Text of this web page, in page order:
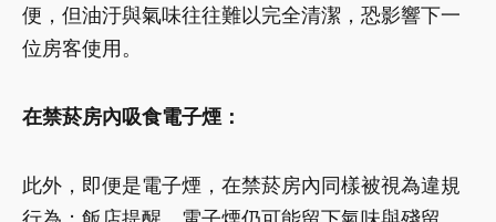
便，但油汙與氣味往往難以完全清潔，恐影響下一
位房客使用。
在禁菸房內吸食電子煙：
此外，即便是電子煙，在禁菸房內同樣被視為違規